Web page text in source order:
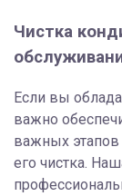
Чистка
Если вы
важно
важных этапов
его чистка.